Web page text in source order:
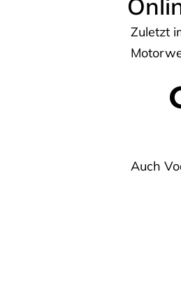
Zuletzt
Auch